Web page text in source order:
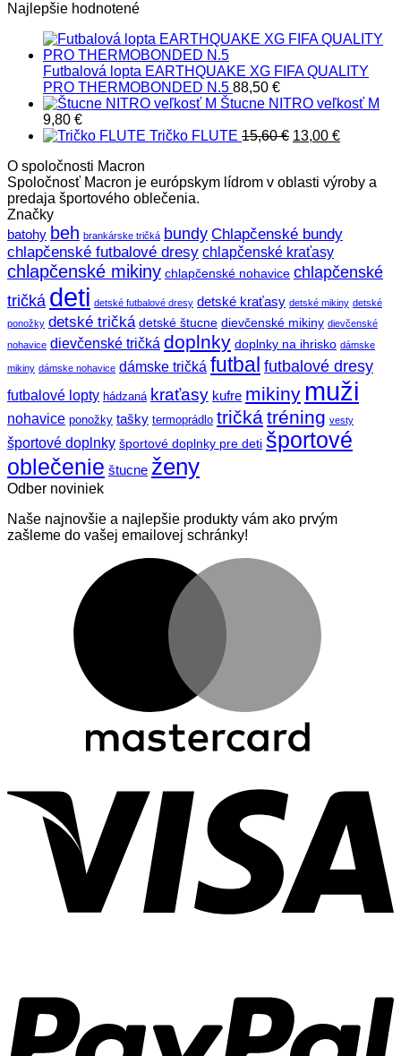
bola:
je:
Najlepšie hodnotené
Futbalová lopta EARTHQUAKE XG FIFA QUALITY
PRO THERMOBONDED N.5 88,50 €
Štucne NITRO veľkosť M
9,80 €
Tričko FLUTE 15,60€ Pôvodná
15,60 €.
13,00 €Aktuálna
13,00 €.
O spoločnosti Macron
Spoločnosť Macron je európskym lídrom v oblasti výroby a
predaja športového oblečenia.
Značky
batohy beh brankárske tričká bundy Chlapčenské bundy
chlapčenské futbalové dresy chlapčenské kraťasy
chlapčenské mikiny chlapčenské nohavice chlapčenské
tričká deti detské futbalové dresy detské kraťasy detské mikiny detské
ponožky detské tričká detské štucne dievčenské mikiny dievčenské
nohavice dievčenské tričká doplnky doplnky na ihrisko dámske
mikiny dámske nohavice dámske tričká futbal futbalové dresy
futbalové lopty hádzaná kraťasy kufre mikiny muži
nohavice ponožky tašky termoprádlo tričkátréning vesty
športové doplnky športové doplnky pre deti športové
oblečenie štucne ženy
Odber noviniek
Naše najnovšie a najlepšie produkty vám ako prvým
zašleme do vašej emailovej schránky!